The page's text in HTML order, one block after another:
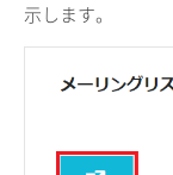
示します。